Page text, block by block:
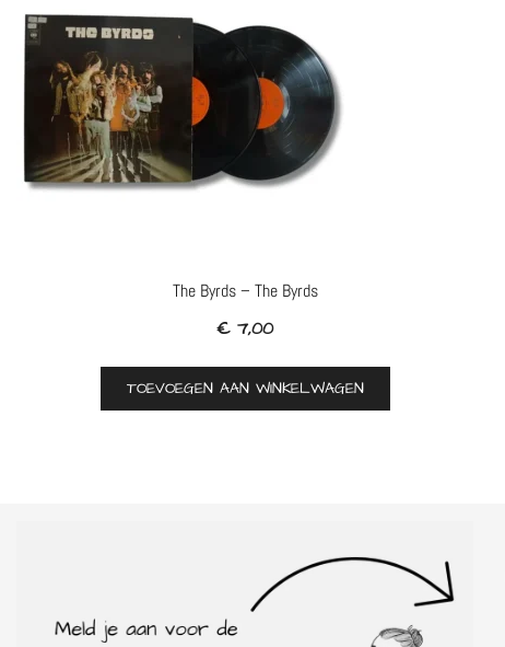
The Byrds – The Byrds
€ 7,00
TOEVOEGEN AAN WINKELWAGEN